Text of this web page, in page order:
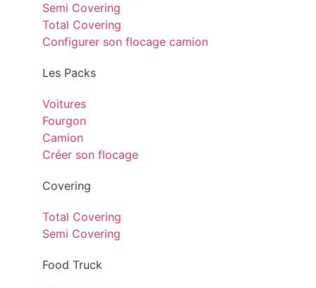
Semi Covering
Total Covering
Configurer son flocage camion
Les Packs
Voitures
Fourgon
Camion
Créer son flocage
Covering
Total Covering
Semi Covering
Food Truck